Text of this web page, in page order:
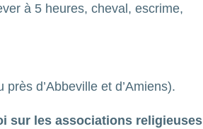
à 5 heures, cheval, escrime,
d’Abbeville et d’Amiens).
sur les associations religieuses